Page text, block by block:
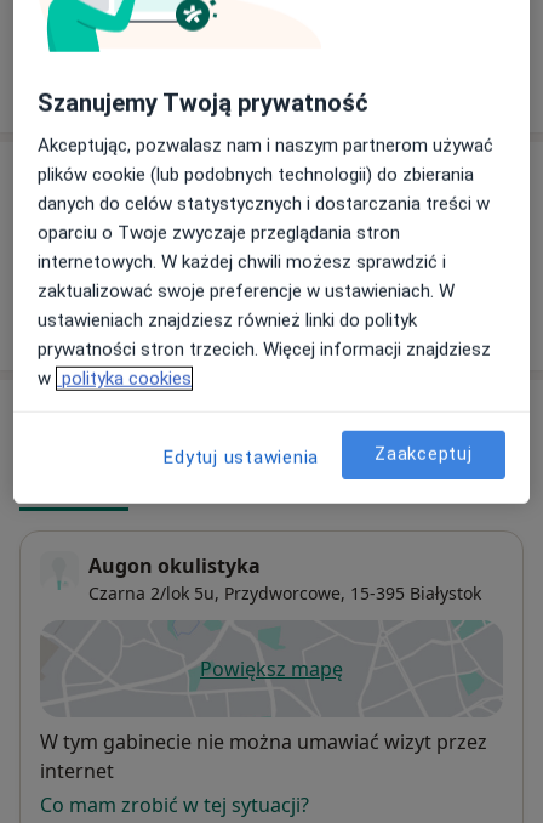
Dzieci (Tylko pod niektórymi adresami)
o doświadczeniu
Usługi i ceny
Brak informacji o usługach i cenach
Ten lekarz nie dodał jeszcze informacji o usługach i
cenach.
Adres 2
Augon okulistyka
Czarna 2/lok 5u, Przydworcowe, 15-395 Białystok
Powiększ mapęotwiera się w nowej karcie
Dostępność
W tym gabinecie nie można umawiać wizyt przez
internet
Co mam zrobić w tej sytuacji?
Szanujemy Twoją prywatność
Akceptując, pozwalasz nam i naszym partnerom używać
plików cookie (lub podobnych technologii) do zbierania
danych do celów statystycznych i dostarczania treści w
oparciu o Twoje zwyczaje przeglądania stron
internetowych. W każdej chwili możesz sprawdzić i
zaktualizować swoje preferencje w ustawieniach. W
ustawieniach znajdziesz również linki do polityk
prywatności stron trzecich. Więcej informacji znajdziesz
w polityka cookies
Edytuj ustawienia Zaakceptuj